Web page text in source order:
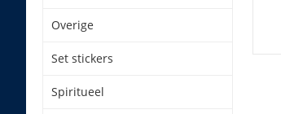
Overige
Set stickers
Spiritueel